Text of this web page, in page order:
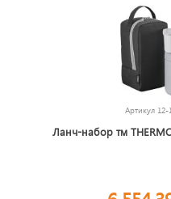
Артикул 12-
Ланч-набор тм